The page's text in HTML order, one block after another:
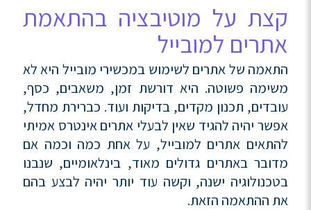
קצת על מוטיבציה בהתאמת
אתרים למובייל
התאמה של אתרים לשימוש במכשירי מובייל היא לא
משימה פשוטה. היא דורשת זמן, משאבים, כסף,
עובדים, תכנון מקדים, בדיקות ועוד. כברירת מחדל,
אפשר יהיה להגיד שאין לבעלי אתרים אינטרס אמיתי
להתאים אתרים למובייל, על אחת כמה וכמה אם
מדובר באתרים גדולים מאוד, בינלאומיים, שנבנו
בטכנולוגיה ישנה, וקשה עוד יותר יהיה לבצע בהם
את ההתאמה הזאת.